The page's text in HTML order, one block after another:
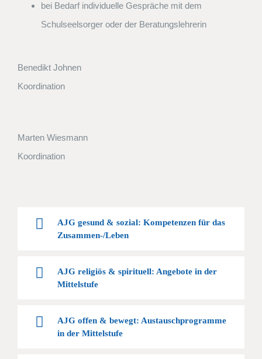
bei Bedarf individuelle Gespräche mit dem
Schulseelsorger oder der Beratungslehrerin
Benedikt Johnen
Koordination
Marten Wiesmann
Koordination
AJG gesund & sozial: Kompetenzen für das
Zusammen-/Leben
AJG religiös & spirituell: Angebote in der
Mittelstufe
AJG offen & bewegt: Austauschprogramme
in der Mittelstufe